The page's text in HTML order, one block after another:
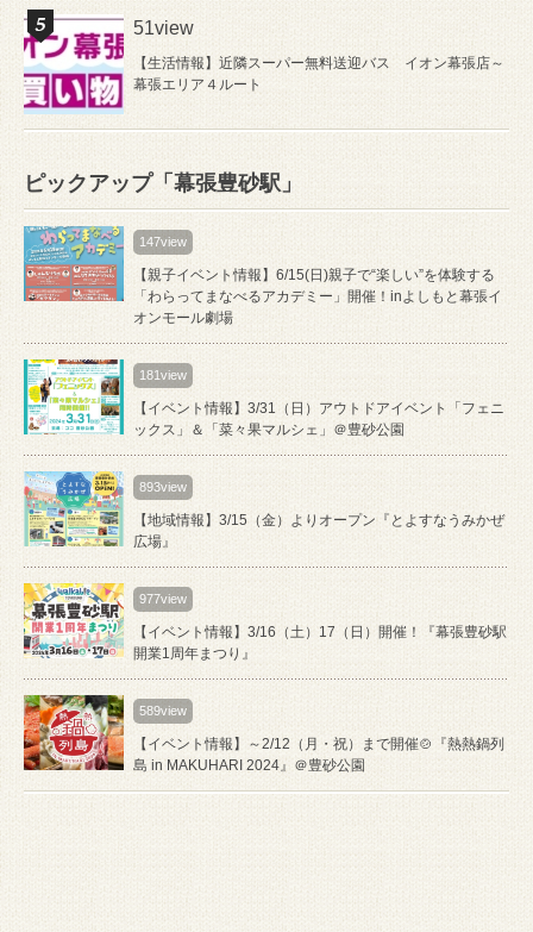
51view
【生活情報】近隣スーパー無料送迎バス イオン幕張店～
幕張エリア４ルート
ピックアップ「幕張豊砂駅」
147view
【親子イベント情報】6/15(日)親子で“楽しい”を体験する
「わらってまなべるアカデミー」開催！inよしもと幕張イ
オンモール劇場
181view
【イベント情報】3/31（日）アウトドアイベント「フェニ
ックス」＆「菜々果マルシェ」＠豊砂公園
893view
【地域情報】3/15（金）よりオープン『とよすなうみかぜ
広場』
977view
【イベント情報】3/16（土）17（日）開催！『幕張豊砂駅
開業1周年まつり』
589view
【イベント情報】～2/12（月・祝）まで開催🍲『熱熱鍋列
島 in MAKUHARI 2024』＠豊砂公園